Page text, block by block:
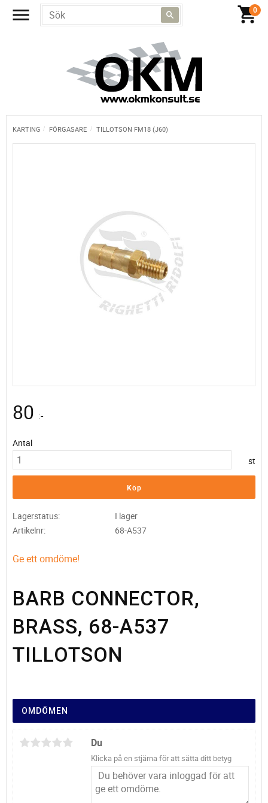
KARTING FÖRGASARE TILLOTSON FM18 (J60)
80 :-
Antal
st
Köp
Lagerstatus
I lager
Artikelnr
68-A537
Ge ett omdöme!
BARB CONNECTOR,
BRASS, 68-A537
TILLOTSON
OMDÖMEN
Du
Klicka på en stjärna för att sätta ditt betyg